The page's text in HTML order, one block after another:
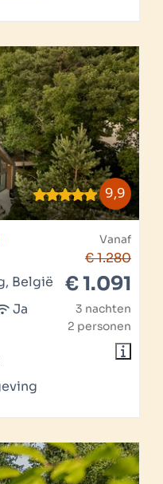
9,9
Vanaf
€ 1.280
€ 1.091
3 nachten
2 personen
België
Ja